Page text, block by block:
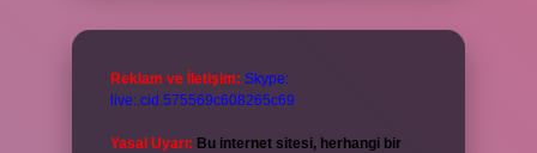
Reklam ve İletişim: Skype:
live:.cid.575569c608265c69
Yasal Uyarı: Bu internet sitesi, herhangi bir